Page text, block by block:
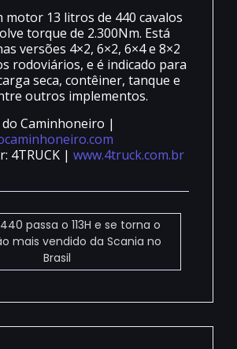
motor 13 litros de 440 cavalos
torque de 2.300Nm. Está
versões 4×2, 6×2, 6×4 e 8×2
rodoviários, e é indicado para
seca, contêiner, tanque e
outros implementos.
Caminhoneiro |
4TRUCK | www.4truck.com.br
passa o 113H e se torna o
mais vendido da Scania no
Brasil